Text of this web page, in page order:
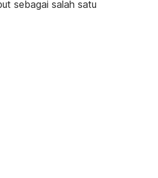
sebagai salah satu